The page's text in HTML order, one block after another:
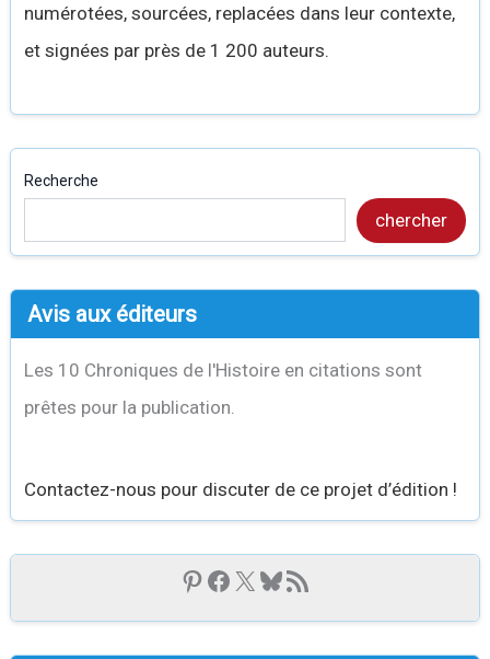
numérotées, sourcées, replacées dans leur contexte,
et signées par près de 1 200 auteurs.
Recherche
chercher
Avis aux éditeurs
Les 10 Chroniques de l'Histoire en citations sont
prêtes pour la publication.
Contactez-nous pour discuter de ce projet d’édition !